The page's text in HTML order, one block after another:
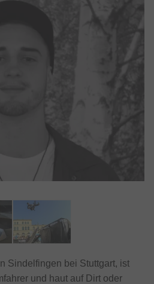
Sindelfingen bei Stuttgart, ist
und haut auf Dirt oder